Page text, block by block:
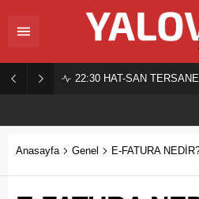
22:30 HAT-SAN
Anasayfa Genel E-FATURA